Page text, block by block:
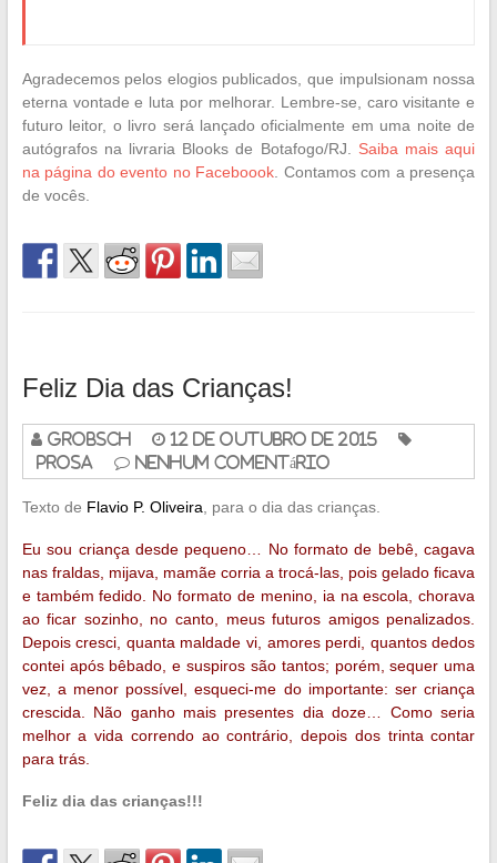
Agradecemos pelos elogios publicados, que impulsionam nossa
eterna vontade e luta por melhorar. Lembre-se, caro visitante e
futuro leitor, o livro será lançado oficialmente em uma noite de
autógrafos na livraria Blooks de Botafogo/RJ. Saiba mais aqui
na página do evento no Faceboook . Contamos com a presença
de vocês.
Feliz Dia das Crianças!
grobsch
12 de outubro de 2015
Prosa
Nenhum Comentário
Texto de Flavio P. Oliveira , para o dia das crianças.
Eu sou criança desde pequeno… No formato de bebê, cagava
nas fraldas, mijava, mamãe corria a trocá-las, pois gelado ficava
e também fedido. No formato de menino, ia na escola, chorava
ao ficar sozinho, no canto, meus futuros amigos penalizados.
Depois cresci, quanta maldade vi, amores perdi, quantos dedos
contei após bêbado, e suspiros são tantos; porém, sequer uma
vez, a menor possível, esqueci-me do importante: ser criança
crescida. Não ganho mais presentes dia doze… Como seria
melhor a vida correndo ao contrário, depois dos trinta contar
para trás.
Feliz dia das crianças!!!